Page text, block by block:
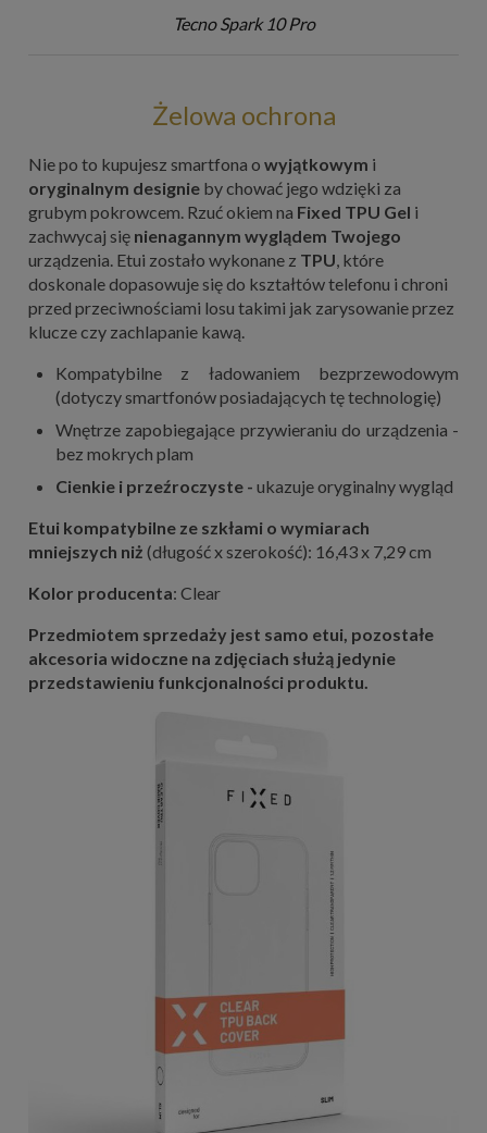
Tecno Spark 10 Pro
Żelowa ochrona
Nie po to kupujesz smartfona o wyjątkowym i
oryginalnym designie by chować jego wdzięki za
grubym pokrowcem. Rzuć okiem na Fixed TPU Gel i
zachwycaj się nienagannym wyglądem Twojego
urządzenia. Etui zostało wykonane z TPU, które
doskonale dopasowuje się do kształtów telefonu i chroni
przed przeciwnościami losu takimi jak zarysowanie przez
klucze czy zachlapanie kawą.
Kompatybilne z ładowaniem bezprzewodowym
(dotyczy smartfonów posiadających tę technologię)
Wnętrze zapobiegające przywieraniu do urządzenia -
bez mokrych plam
Cienkie i przeźroczyste - ukazuje oryginalny wygląd
Etui kompatybilne ze szkłami o wymiarach
mniejszych niż (długość x szerokość): 16,43 x 7,29 cm
Kolor producenta: Clear
Przedmiotem sprzedaży jest samo etui, pozostałe
akcesoria widoczne na zdjęciach służą jedynie
przedstawieniu funkcjonalności produktu.